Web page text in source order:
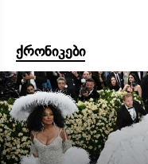
ქრონიკები